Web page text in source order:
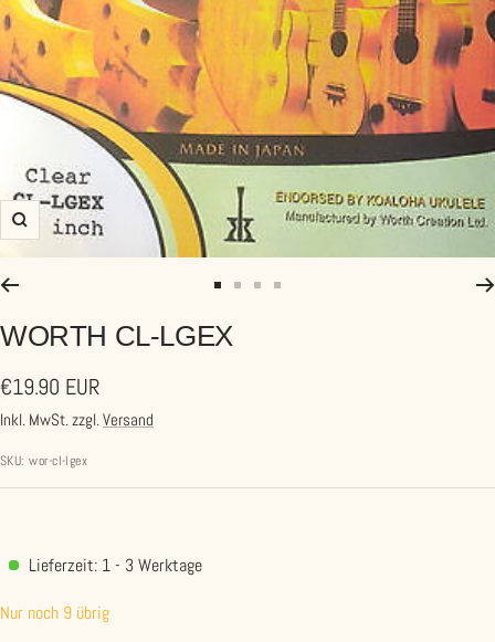
Zoom
Slide
WORTH CL-LGEX
Angebotspreis
€19.90 EUR
Inkl. MwSt. zzgl.Versand
SKU:wor-cl-lgex
Lieferzeit: 1 - 3 Werktage
Nur noch 9 übrig